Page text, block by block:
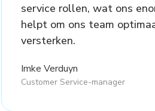
service rollen, wat ons
helpt om ons team
versterken.
Imke Verduyn
Customer Service-manager